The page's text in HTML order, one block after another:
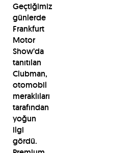
Geçtiğimiz
günlerde
Frankfurt
Motor
Show’da
tanıtılan
Clubman,
otomobil
meraklıları
tarafından
yoğun
ilgi
gördü.